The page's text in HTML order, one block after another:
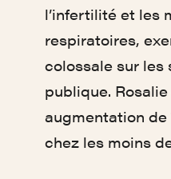
l’infertilité et les
respiratoires,
colossale sur les
publique.
augmentation de
chez les moins